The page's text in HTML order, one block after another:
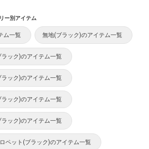
ー別アイテム
ム一覧 無地(ブラック)のアイテム一覧
ック)のアイテム一覧
ック)のアイテム一覧
ック)のアイテム一覧
ック)のアイテム一覧
ペット(ブラック)のアイテム一覧